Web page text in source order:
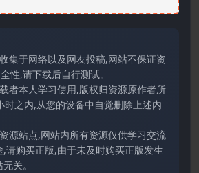
集于网络以及网友投稿,网站不保证资
性,请下载后自行测试。
者本人学习使用,版权归资源原作者所
时之内,从您的设备中自觉删除上述内
源站点,网站内所有资源仅供学习交流
请购买正版,由于未及时购买正版发生
关。